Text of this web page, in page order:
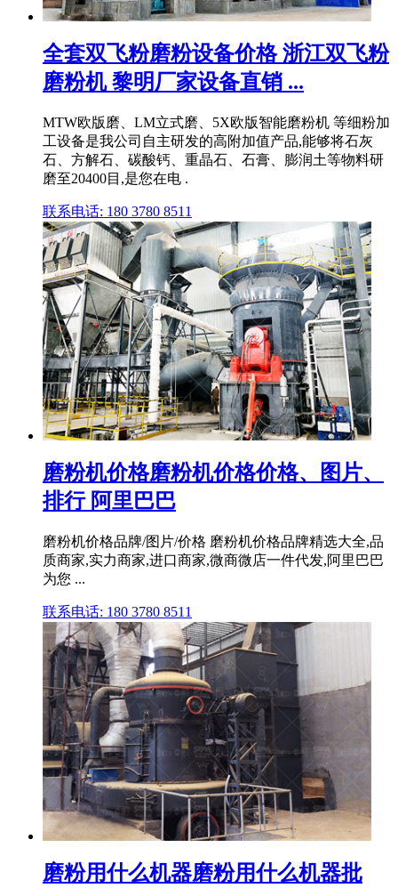
全套双飞粉磨粉设备价格 浙江双飞粉
磨粉机 黎明厂家设备直销 ...
MTW欧版磨、LM立式磨、5X欧版智能磨粉机 等细粉加
工设备是我公司自主研发的高附加值产品,能够将石灰
石、方解石、碳酸钙、重晶石、石膏、膨润土等物料研
磨至20400目,是您在电 .
联系电话: 180 3780 8511
磨粉机价格磨粉机价格价格、图片、
排行 阿里巴巴
磨粉机价格品牌/图片/价格 磨粉机价格品牌精选大全,品
质商家,实力商家,进口商家,微商微店一件代发,阿里巴巴
为您 ...
联系电话: 180 3780 8511
磨粉用什么机器磨粉用什么机器批